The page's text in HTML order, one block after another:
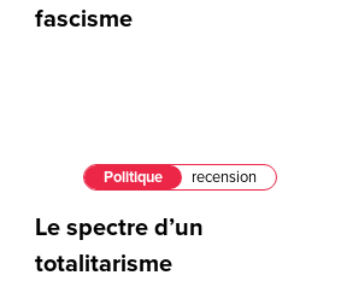
fascisme
Politique recension
Le spectre d’un
totalitarisme